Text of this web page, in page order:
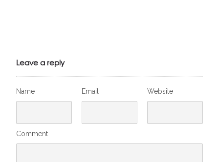
Leave a reply
Name Email Website
Comment